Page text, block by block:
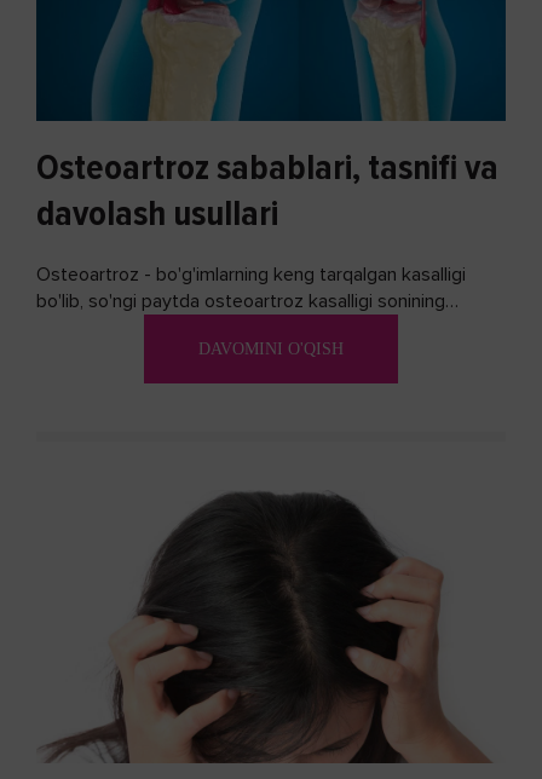
Osteoartroz sabablari, tasnifi va
davolash usullari
Osteoartroz - bo'g'imlarning keng tarqalgan kasalligi
bo'lib, so'ngi paytda osteoartroz kasalligi sonining
DAVOMINI O'QISH